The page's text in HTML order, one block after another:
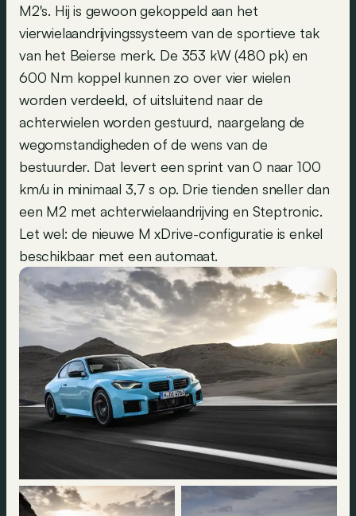
M2's. Hij is gewoon gekoppeld aan het
vierwielaandrijvingssysteem van de sportieve tak
van het Beierse merk. De 353 kW (480 pk) en
600 Nm koppel kunnen zo over vier wielen
worden verdeeld, of uitsluitend naar de
achterwielen worden gestuurd, naargelang de
wegomstandigheden of de wens van de
bestuurder. Dat levert een sprint van 0 naar 100
km/u in minimaal 3,7 s op. Drie tienden sneller dan
een M2 met achterwielaandrijving en Steptronic.
Let wel: de nieuwe M xDrive-configuratie is enkel
beschikbaar met een automaat.